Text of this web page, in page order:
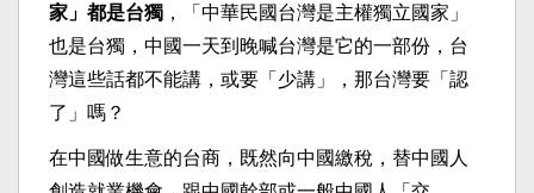
家」都是台獨 ，「中華民國台灣是主權獨立國家」
也是台獨，中國一天到晚喊台灣是它的一部份，台
灣這些話都不能講，或要「少講」，那台灣要「認
了」嗎？
在中國做生意的台商，既然向中國繳稅，替中國人